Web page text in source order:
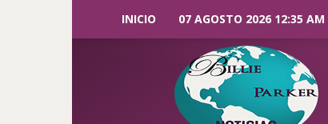
INICIO 07 AGOSTO 2026 12:35 AM
Parker
Noticias